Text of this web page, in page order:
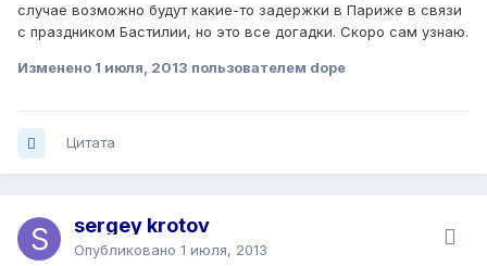
случае возможно будут какие-то задержки в Париже в связи
с праздником Бастилии, но это все догадки. Скоро сам узнаю.
Изменено 1 июля, 2013 пользователем dope
Цитата
sergey krotov
Опубликовано 1 июля, 2013